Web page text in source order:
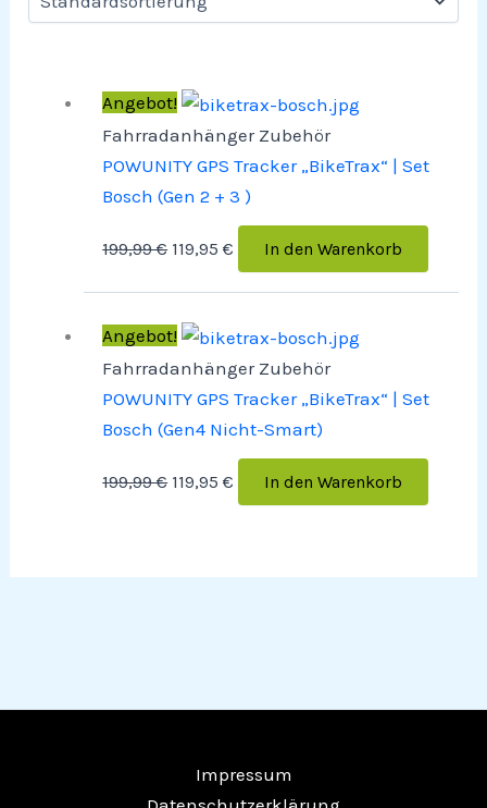
Angebot!
Fahrradanhänger Zubehör
POWUNITY GPS Tracker „BikeTrax“ | Set
Bosch (Gen 2 + 3 )
199,99€ 119,95€ In den Warenkorb
Angebot!
Fahrradanhänger Zubehör
POWUNITY GPS Tracker „BikeTrax“ | Set
Bosch (Gen4 Nicht-Smart)
199,99€ 119,95€ In den Warenkorb
Impressum